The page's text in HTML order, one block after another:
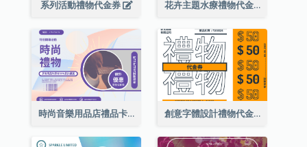
系列活動禮物代金券 花卉主題水療禮物代金券
時尚音樂用品店禮品卡 創意字體設計禮物代金券